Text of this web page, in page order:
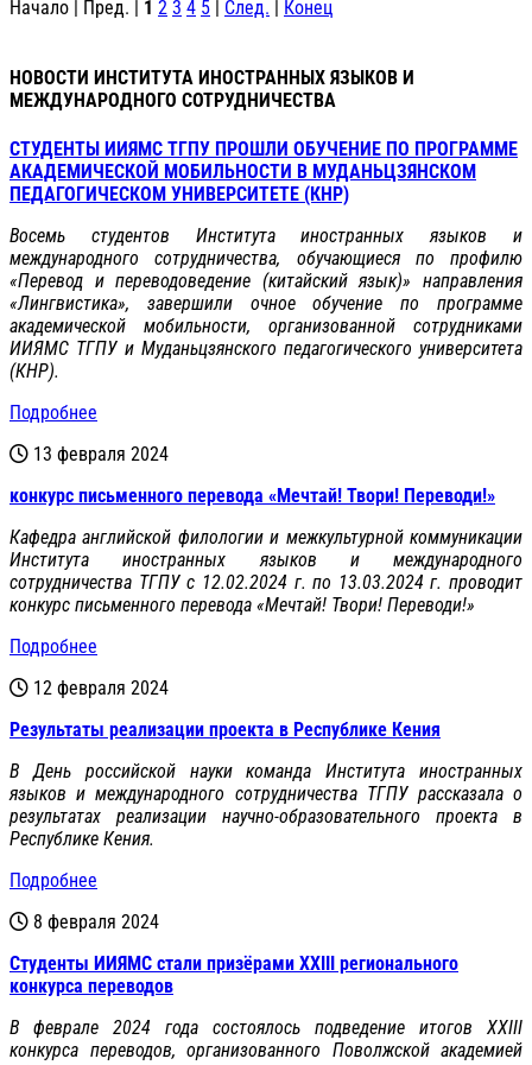
Начало | Пред. | 1 2 3 4 5 | След. | Конец
НОВОСТИ ИНСТИТУТА ИНОСТРАННЫХ ЯЗЫКОВ И
МЕЖДУНАРОДНОГО СОТРУДНИЧЕСТВА
СТУДЕНТЫ ИИЯМС ТГПУ ПРОШЛИ ОБУЧЕНИЕ ПО ПРОГРАММЕ
АКАДЕМИЧЕСКОЙ МОБИЛЬНОСТИ В МУДАНЬЦЗЯНСКОМ
ПЕДАГОГИЧЕСКОМ УНИВЕРСИТЕТЕ (КНР)
Восемь студентов Института иностранных языков и
международного сотрудничества, обучающиеся по профилю
«Перевод и переводоведение (китайский язык)» направления
«Лингвистика», завершили очное обучение по программе
академической мобильности, организованной сотрудниками
ИИЯМС ТГПУ и Муданьцзянского педагогического университета
(КНР).
Подробнее
13 февраля 2024
конкурс письменного перевода «Мечтай! Твори! Переводи!»
Кафедра английской филологии и межкультурной коммуникации
Института иностранных языков и международного
сотрудничества ТГПУ с 12.02.2024 г. по 13.03.2024 г. проводит
конкурс письменного перевода «Мечтай! Твори! Переводи!»
Подробнее
12 февраля 2024
Результаты реализации проекта в Республике Кения
В День российской науки команда Института иностранных
языков и международного сотрудничества ТГПУ рассказала о
результатах реализации научно-образовательного проекта в
Республике Кения.
Подробнее
8 февраля 2024
Студенты ИИЯМС стали призёрами XXIII регионального
конкурса переводов
В феврале 2024 года состоялось подведение итогов XXIII
конкурса переводов, организованного Поволжской академией